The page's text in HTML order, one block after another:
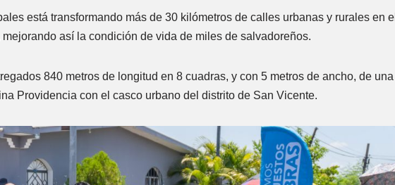
está transformando más de 30 kilómetros de calles urbanas y rurales en el
así la condición de vida de miles de salvadoreños.
840 metros de longitud en 8 cuadras, y con 5 metros de ancho, de una
Providencia con el casco urbano del distrito de San Vicente.